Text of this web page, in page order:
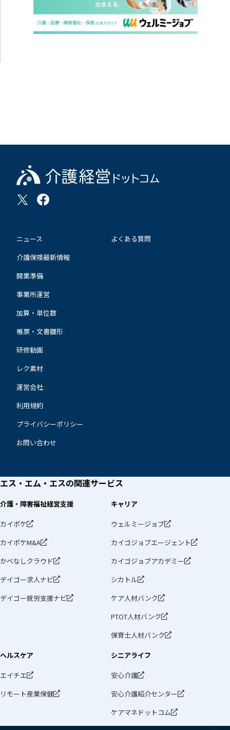
ニュース
介護保険最新情報
開業準備
事業所運営
加算・単位数
帳票・文書雛形
研修動画
レク素材
よくある質問
運営会社
利用規約
プライバシーポリシー
お問い合わせ
エス・エム・エスの関連サービス
介護・障害福祉経営支援
カイポケ
カイポケM&A
かべなしクラウド
デイゴー求人ナビ
デイゴー就労支援ナビ
キャリア
ウェルミージョブ
カイゴジョブエージェント
カイゴジョブアカデミー
シカトル
ケア人材バンク
PTOT人材バンク
保育士人材バンク
ヘルスケア
エイチエ
リモート産業保健
シニアライフ
安心介護
安心介護紹介センター
ケアマネドットコム